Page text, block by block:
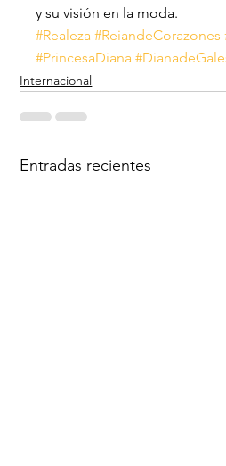
y su visión en la moda.
#Realeza #ReiandeCorazones
#PrincesaDiana
Internacional
Entradas recientes